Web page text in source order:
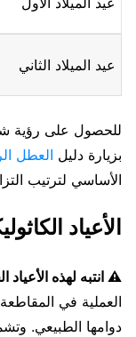
عيد الميلاد الثاني
للحصول على رؤية
بزيارة دليل العطل
الأساسي لترتيب
الأعياد
⚠️ انتبه لهذه الأعياد
العملية في
دوامها الطبيعي.